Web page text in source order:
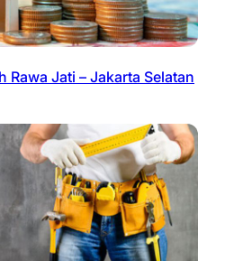
Rawa Jati – Jakarta Selatan